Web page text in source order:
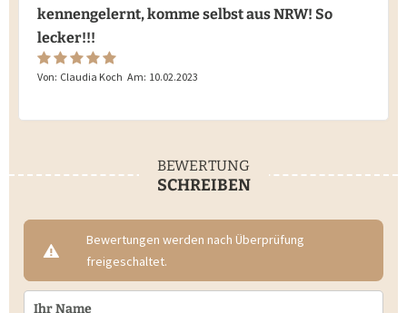
kennengelernt, komme selbst aus NRW! So
lecker!!!
Von: Claudia Koch Am: 10.02.2023
BEWERTUNG
SCHREIBEN
Bewertungen werden nach Überprüfung
freigeschaltet.